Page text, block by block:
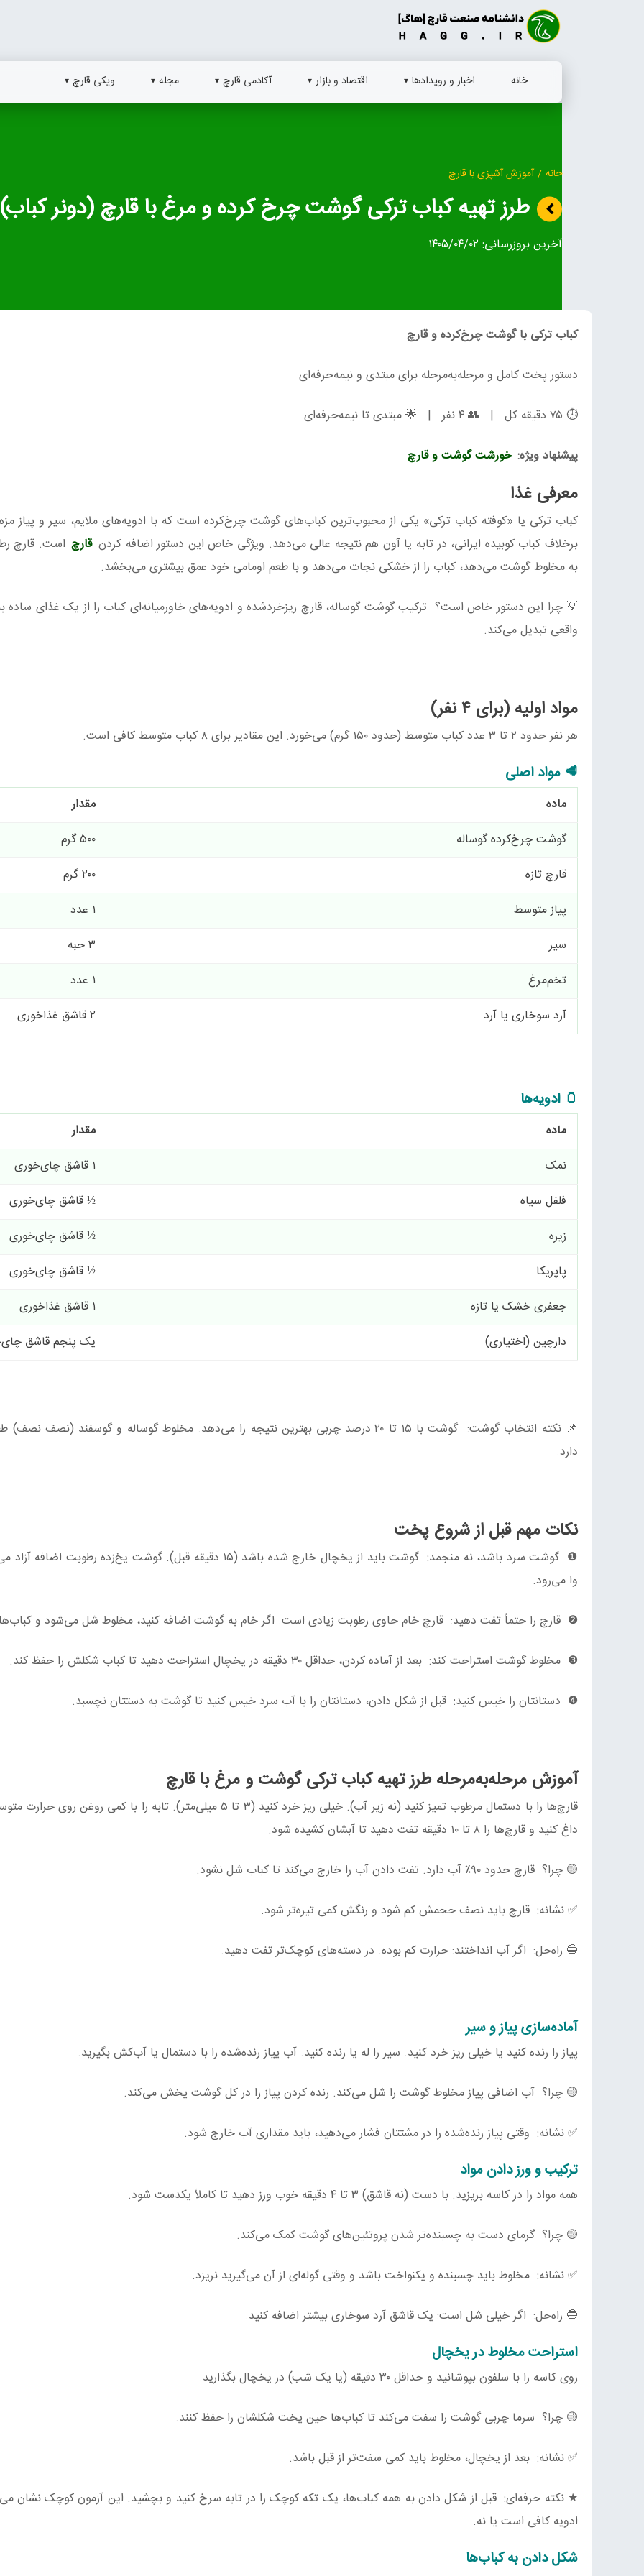
خانه اخبار و رویدادها اقتصاد و بازار آکادمی قارچ مجله ویکی قارچ
خانه / آموزش آشپزی با قارچ
طرز تهیه کباب ترکی گوشت چرخ کرده و مرغ با قارچ (دونر کباب)
آخرین بروزرسانی: ۱۴۰۵/۰۴/۰۲
کباب ترکی با گوشت چرخ‌کرده و قارچ
دستور پخت کامل و مرحله‌به‌مرحله برای مبتدی و نیمه‌حرفه‌ای
⏱ ۷۵ دقیقه کل | 👥 ۴ نفر | 🌟 مبتدی تا نیمه‌حرفه‌ای
پیشنهاد ویژه: خورشت گوشت و قارچ
معرفی غذا
کباب ترکی یا «کوفته کباب ترکی» یکی از محبوب‌ترین کباب‌های گوشت چرخ‌کرده است که با ادویه‌های ملایم، سیر و پیاز
برخلاف کباب کوبیده ایرانی، در تابه یا آون هم نتیجه عالی می‌دهد. ویژگی خاص این دستور اضافه کردن قارچ است. قارچ
به مخلوط گوشت می‌دهد، کباب را از خشکی نجات می‌دهد و با طعم اومامی خود عمق بیشتری می‌بخشد.
💡 چرا این دستور خاص است؟ ترکیب گوشت گوساله، قارچ ریزخردشده و ادویه‌های خاورمیانه‌ای کباب را از یک غذای ساده
واقعی تبدیل می‌کند.
مواد اولیه (برای ۴ نفر)
هر نفر حدود ۲ تا ۳ عدد کباب متوسط (حدود ۱۵۰ گرم) می‌خورد. این مقادیر برای ۸ کباب متوسط کافی است.
🥩 مواد اصلی
ماده
مقدار
گوشت چرخ‌کرده گوساله
۵۰۰ گرم
قارچ تازه
۲۰۰ گرم
پیاز متوسط
۱ عدد
سیر
۳ حبه
تخم‌مرغ
۱ عدد
آرد سوخاری یا آرد
۲ قاشق غذاخوری
🫙 ادویه‌ها
ماده
مقدار
نمک
۱ قاشق چای‌خوری
فلفل سیاه
½ قاشق چای‌خوری
زیره
½ قاشق چای‌خوری
پاپریکا
½ قاشق چای‌خوری
جعفری خشک یا تازه
۱ قاشق غذاخوری
دارچین (اختیاری)
یک پنجم قاشق
📌 نکته انتخاب گوشت: گوشت با ۱۵ تا ۲۰ درصد چربی بهترین نتیجه را می‌دهد. مخلوط گوساله و گوسفند (نصف
دارد.
نکات مهم قبل از شروع پخت
❶ گوشت سرد باشد، نه منجمد: گوشت باید از یخچال خارج شده باشد (۱۵ دقیقه قبل). گوشت یخ‌زده
وا می‌رود.
❷ قارچ را حتماً تفت دهید: قارچ خام حاوی رطوبت زیادی است. اگر خام به گوشت اضافه کنید، مخلوط شل می‌شود و
❸ مخلوط گوشت استراحت کند: بعد از آماده کردن، حداقل ۳۰ دقیقه در یخچال استراحت دهید تا کباب شکلش را حفظ کند.
❹ دستانتان را خیس کنید: قبل از شکل دادن، دستانتان را با آب سرد خیس کنید تا گوشت به دستتان نچسبد.
آموزش مرحله‌به‌مرحله طرز تهیه کباب ترکی گوشت و مرغ با قارچ
قارچ‌ها را با دستمال مرطوب تمیز کنید (نه زیر آب). خیلی ریز خرد کنید (۳ تا ۵ میلی‌متر). تابه را با کمی
داغ کنید و قارچ‌ها را ۸ تا ۱۰ دقیقه تفت دهید تا آبشان کشیده شود.
🟡 چرا؟ قارچ حدود ۹۰٪ آب دارد. تفت دادن آب را خارج می‌کند تا کباب شل نشود.
✅ نشانه: قارچ باید نصف حجمش کم شود و رنگش کمی تیره‌تر شود.
🔵 راه‌حل: اگر آب انداختند: حرارت کم بوده. در دسته‌های کوچک‌تر تفت دهید.
آماده‌سازی پیاز و سیر
پیاز را رنده کنید یا خیلی ریز خرد کنید. سیر را له یا رنده کنید. آب پیاز رنده‌شده را با دستمال یا آب‌کش بگیرید.
🟡 چرا؟ آب اضافی پیاز مخلوط گوشت را شل می‌کند. رنده کردن پیاز را در کل گوشت پخش می‌کند.
✅ نشانه: وقتی پیاز رنده‌شده را در مشتتان فشار می‌دهید، باید مقداری آب خارج شود.
ترکیب و ورز دادن مواد
همه مواد را در کاسه بریزید. با دست (نه قاشق) ۳ تا ۴ دقیقه خوب ورز دهید تا کاملاً یکدست شود.
🟡 چرا؟ گرمای دست به چسبنده‌تر شدن پروتئین‌های گوشت کمک می‌کند.
✅ نشانه: مخلوط باید چسبنده و یکنواخت باشد و وقتی گوله‌ای از آن می‌گیرید نریزد.
🔵 راه‌حل: اگر خیلی شل است: یک قاشق آرد سوخاری بیشتر اضافه کنید.
استراحت مخلوط در یخچال
روی کاسه را با سلفون بپوشانید و حداقل ۳۰ دقیقه (یا یک شب) در یخچال بگذارید.
🟡 چرا؟ سرما چربی گوشت را سفت می‌کند تا کباب‌ها حین پخت شکلشان را حفظ کنند.
✅ نشانه: بعد از یخچال، مخلوط باید کمی سفت‌تر از قبل باشد.
★ نکته حرفه‌ای: قبل از شکل دادن به همه کباب‌ها، یک تکه کوچک را در تابه سرخ کنید و بچشید. این آزمون کوچک نشان
ادویه کافی است یا نه.
شکل دادن به کباب‌ها